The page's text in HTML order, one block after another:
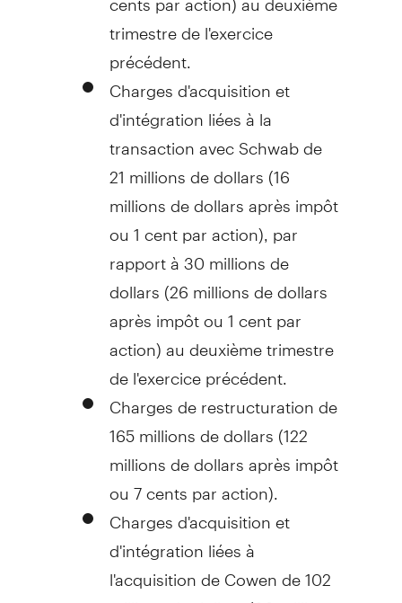
trimestre de l'exercice
précédent.
Charges d'acquisition et
d'intégration liées à la
transaction avec Schwab de
21 millions de dollars (16
millions de dollars après impôt
ou 1 cent par action), par
rapport à 30 millions de
dollars (26 millions de dollars
après impôt ou 1 cent par
action) au deuxième trimestre
de l'exercice précédent.
Charges de restructuration de
165 millions de dollars (122
millions de dollars après impôt
ou7 centspar action).
Charges d'acquisition et
d'intégration liées à
l'acquisition de Cowen de 102